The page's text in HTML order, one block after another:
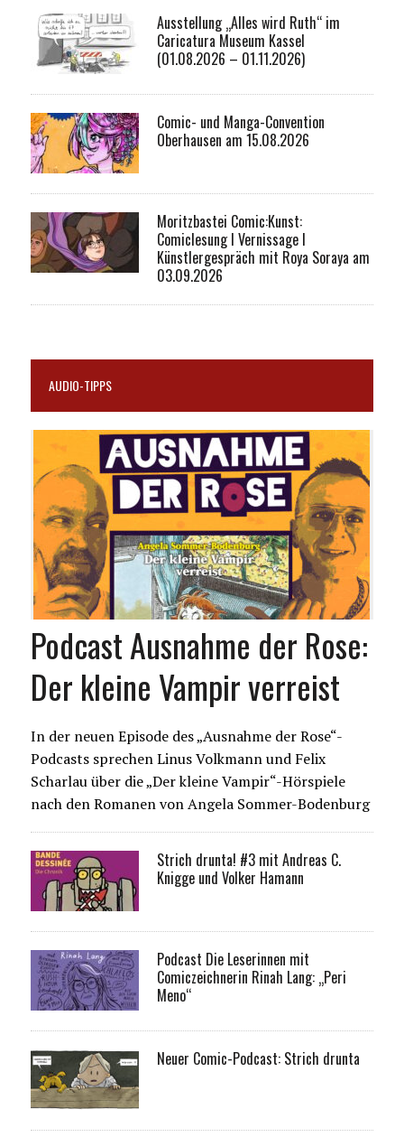
Ausstellung „Alles wird Ruth“ im
Caricatura Museum Kassel
(01.08.2026 – 01.11.2026)
Comic- und Manga-Convention
Oberhausen am 15.08.2026
Moritzbastei Comic:Kunst:
Comiclesung I Vernissage I
Künstlergespräch mit Roya Soraya am
03.09.2026
AUDIO-TIPPS
Podcast Ausnahme der Rose:
Der kleine Vampir verreist
In der neuen Episode des „Ausnahme der Rose“-
Podcasts sprechen Linus Volkmann und Felix
Scharlau über die „Der kleine Vampir“-Hörspiele
nach den Romanen von Angela Sommer-Bodenburg
Strich drunta! #3 mit Andreas C.
Knigge und Volker Hamann
Podcast Die Leserinnen mit
Comiczeichnerin Rinah Lang: „Peri
Meno“
Neuer Comic-Podcast: Strich drunta